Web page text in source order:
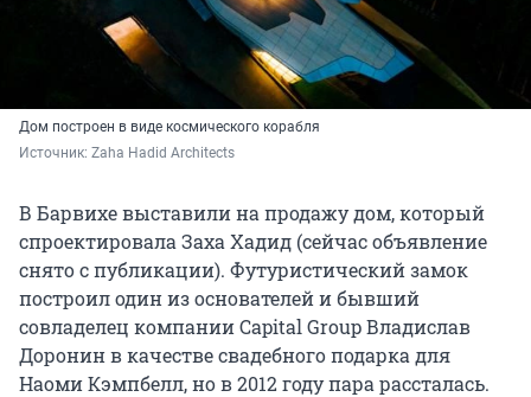
Дом построен в виде космического корабля
Источник: Zaha Hadid Architects
В Барвихе выставили на продажу дом, который
спроектировала Заха Хадид (сейчас объявление
снято с публикации). Футуристический замок
построил один из основателей и бывший
совладелец компании Capital Group Владислав
Доронин в качестве свадебного подарка для
Наоми Кэмпбелл, но в 2012 году пара рассталась.